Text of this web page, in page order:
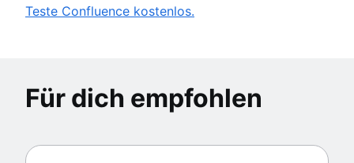
Teste Confluence kostenlos.
Für dich empfohlen